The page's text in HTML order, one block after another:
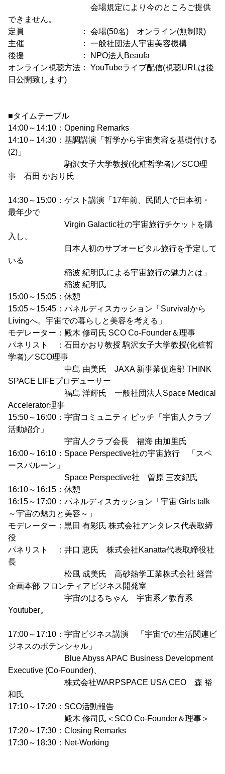
会場規定により今のところご提供
できません。
定員 ： 会場(50名) オンライン(無制限)
主催 ： 一般社団法人宇宙美容機構
後援 ： NPO法人Beaufa
オンライン視聴方法： YouTubeライブ配信(視聴URLは後
日公開致します)
■タイムテーブル
14:00～14:10：Opening Remarks
14:10～14:30：基調講演「哲学から宇宙美容を基礎付ける
(2)」
駒沢女子大学教授(化粧哲学者)／SCO理
事 石田 かおり氏
14:30～15:00：ゲスト講演「17年前、民間人で日本初・
最年少で
Virgin Galactic社の宇宙旅行チケットを購
入し、
日本人初のサブオービタル旅行を予定して
いる
稲波 紀明氏による宇宙旅行の魅力とは」
稲波 紀明氏
15:00～15:05：休憩
15:05～15:45：パネルディスカッション「Survivalから
Livingへ。宇宙での暮らしと美容を考える」
モデレーター：殿木 修司氏 SCO Co-Founder＆理事
パネリスト ：石田かおり教授 駒沢女子大学教授(化粧哲
学者)／SCO理事
中島 由美氏 JAXA 新事業促進部 THINK
SPACE LIFEプロデューサー
福島 洋輝氏 一般社団法人Space Medical
Accelerator理事
15:50～16:00：宇宙コミュニティ ピッチ「宇宙人クラブ
活動紹介」
宇宙人クラブ会長 福海 由加里氏
16:00～16:10：Space Perspective社の宇宙旅行 「スペ
ースバルーン」
Space Perspective社 曽原 三友紀氏
16:10～16:15：休憩
16:15～17:00：パネルディスカッション「宇宙 Girls talk
～宇宙の魅力と美容～」
モデレーター：黒田 有彩氏 株式会社アンタレス代表取締
役
パネリスト ：井口 恵氏 株式会社Kanatta代表取締役社
長
松風 成美氏 高砂熱学工業株式会社 経営
企画本部 フロンティアビジネス開発室
宇宙のはるちゃん 宇宙系／教育系
Youtuber。
17:00～17:10：宇宙ビジネス講演 「宇宙での生活関連ビ
ジネスのポテンシャル」
Blue Abyss APAC Business Development
Executive (Co-Founder)、
株式会社WARPSPACE USA CEO 森 裕
和氏
17:10～17:20：SCO活動報告
殿木 修司氏＜SCO Co-Founder＆理事＞
17:20～17:30：Closing Remarks
17:30～18:30：Net-Working